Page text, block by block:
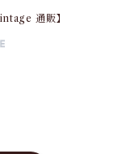
通販】